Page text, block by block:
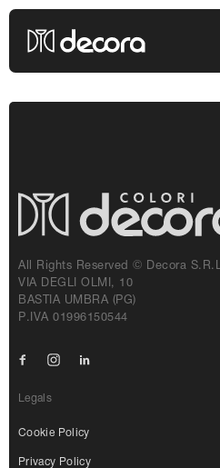
Colori Decora
All Rights Reserved © Decora
VIA DEGLI OLMI, 10
BASTIA UMBRA (PG)
P.IVA 01996150544
FacebookInstagram
Linkedin
Legals
Cookie Policy
Privacy Policy